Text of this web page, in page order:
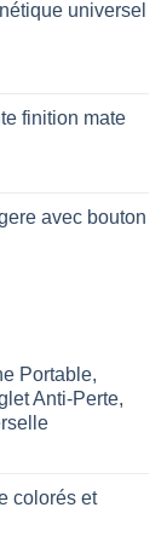
universel
finition mate
avec bouton
Portable,
Anti-Perte,
colorés et